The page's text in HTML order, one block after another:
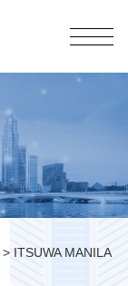
> ITSUWA MANILA